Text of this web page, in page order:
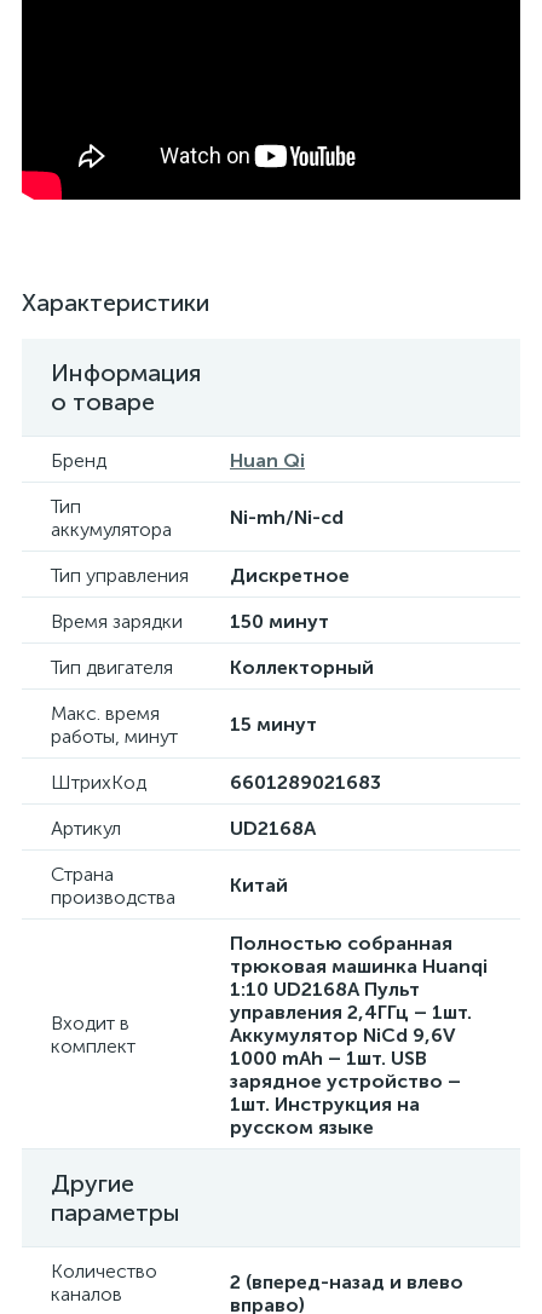
Характеристики
Информация
о товаре
Бренд
Huan Qi
Тип
аккумулятора
Ni-mh/Ni-cd
Тип управления
Дискретное
Время зарядки
150 минут
Тип двигателя
Коллекторный
Макс. время
работы, минут
15 минут
ШтрихКод
6601289021683
Артикул
UD2168A
Страна
производства
Китай
Входит в
комплект
Полностью собранная
трюковая машинка Huanqi
1:10 UD2168A Пульт
управления 2,4ГГц – 1шт.
Аккумулятор NiCd 9,6V
1000 mAh – 1шт. USB
зарядное устройство –
1шт. Инструкция на
русском языке
Другие
параметры
Количество
каналов
2 (вперед-назад и влево
вправо)